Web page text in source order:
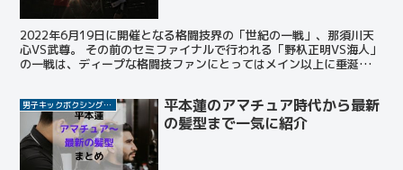
2022年6月19日に開催となる格闘技界の「世紀の一戦」、那須川天
心VS武尊。 その前のセミファイナルで行われる「野杁正明VS海人」
の一戦は、ディープな格闘技ファンにとってはメイン以上に垂涎の
男子キックボクシング選手
平本蓮のアマチュア時代から最新
の髪型まで一気に紹介